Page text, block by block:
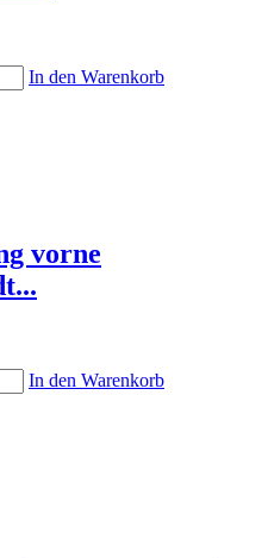
In den Warenkorb
vorne
In den Warenkorb